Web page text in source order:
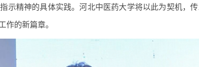
示精神的具体实践。河北中医药大学将以此为契机，
作的新篇章。